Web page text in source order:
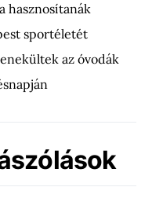
hasznosítanák
sportéletét
az óvodák